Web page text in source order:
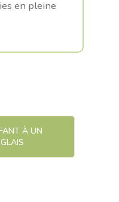
en pleine
À UN